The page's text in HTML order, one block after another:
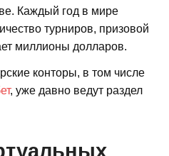
Каждый год в мире
турниров, призовой
миллионы долларов.
конторы, в том числе
, уже давно ведут раздел